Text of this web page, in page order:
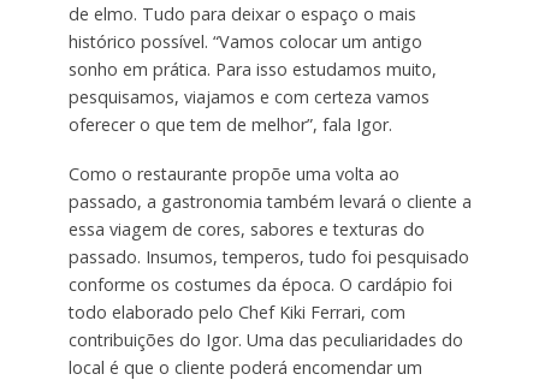
de elmo. Tudo para deixar o espaço o mais
histórico possível. “Vamos colocar um antigo
sonho em prática. Para isso estudamos muito,
pesquisamos, viajamos e com certeza vamos
oferecer o que tem de melhor”, fala Igor.
Como o restaurante propõe uma volta ao
passado, a gastronomia também levará o cliente a
essa viagem de cores, sabores e texturas do
passado. Insumos, temperos, tudo foi pesquisado
conforme os costumes da época. O cardápio foi
todo elaborado pelo Chef Kiki Ferrari, com
contribuições do Igor. Uma das peculiaridades do
local é que o cliente poderá encomendar um